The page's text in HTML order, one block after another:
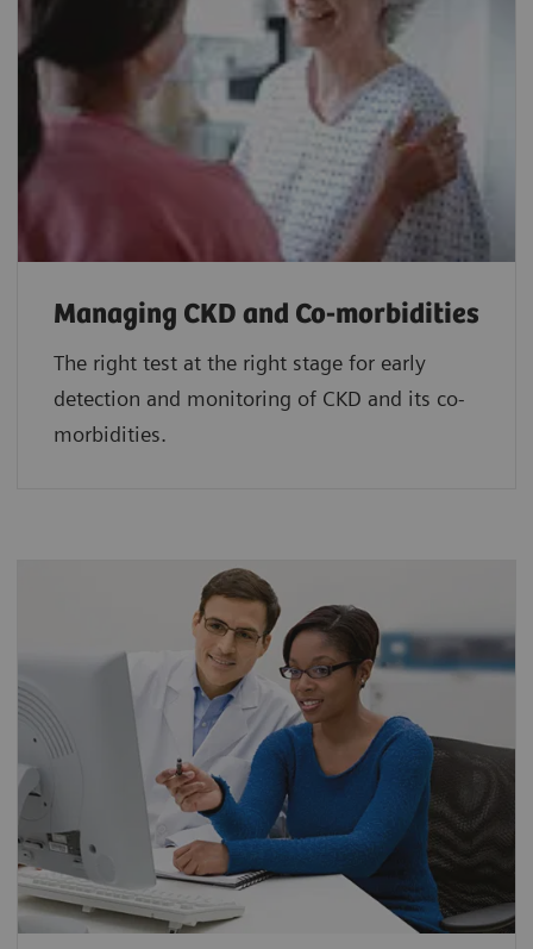
Managing CKD and Co-morbidities
The right test at the right stage for early
detection and monitoring of CKD and its co-
morbidities.